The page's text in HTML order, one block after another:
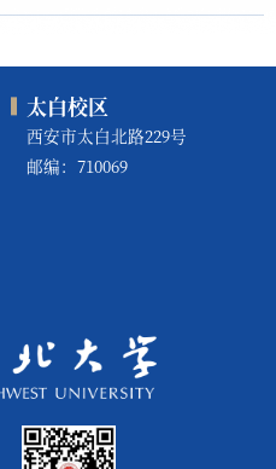
太白校区
西安市太白北路229号
邮编：710069